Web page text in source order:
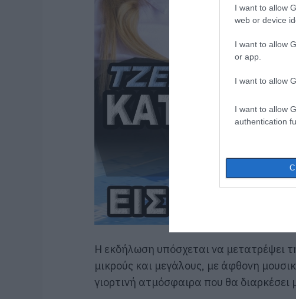
I want to allow
web or device
I want to allow
or app.
I want to allow
I want to allow
authentication
Η εκδήλωση υπόσχεται να μετατρέψει
μικρούς και μεγάλους, με άφθονη
γιορτινή ατμόσφαιρα που θα διαρκέσει